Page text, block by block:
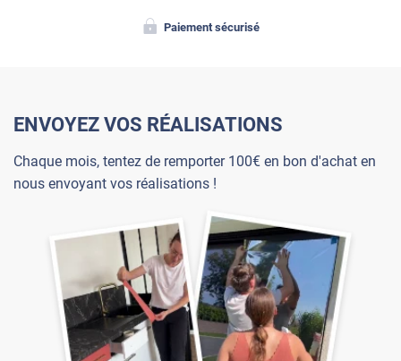
Paiement sécurisé
ENVOYEZ VOS RÉALISATIONS
Chaque mois, tentez de remporter 100€ en bon d'achat en
nous envoyant vos réalisations !